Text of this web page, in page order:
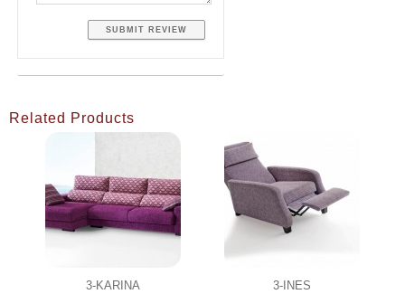
Related Products
3-KARINA 3-INES